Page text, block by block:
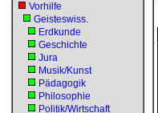
Vorhilfe
Geisteswiss.
Erdkunde
Geschichte
Jura
Musik/Kunst
Pädagogik
Philosophie
Politik/Wirtschaft